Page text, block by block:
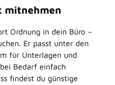
mitnehmen
Ordnung in dein Büro –
Er passt unter den
für Unterlagen und
Bedarf einfach
findest du günstige